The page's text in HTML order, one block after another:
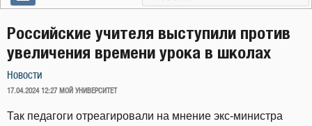
Российские учителя выступили против
увеличения времени урока в школах
Новости
ОПУБЛИКОВАНО
17.04.2024 12:27 МОЙ УНИВЕРСИТЕТ
Так педагоги отреагировали на мнение экс-министра